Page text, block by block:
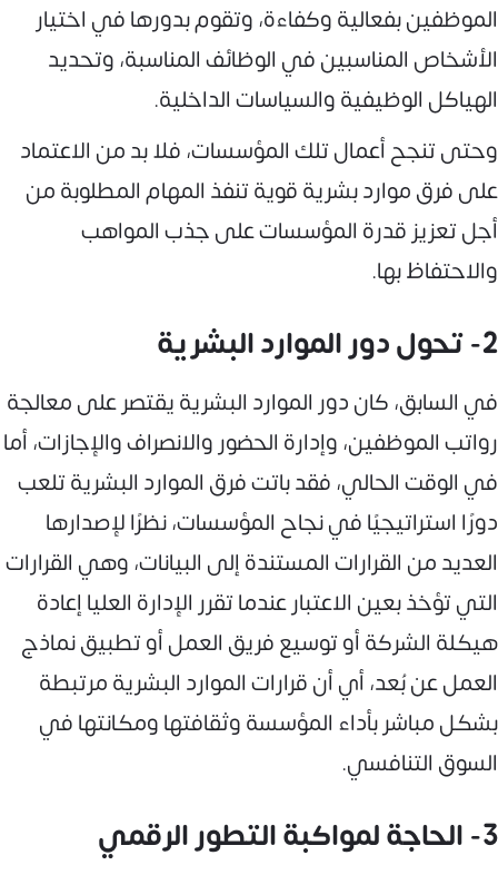
الموظفين بفعالية وكفاءة، وتقوم بدورها في اختيار
الأشخاص المناسبين في الوظائف المناسبة، وتحديد
الهياكل الوظيفية والسياسات الداخلية.
وحتى تنجح أعمال تلك المؤسسات، فلا بد من الاعتماد
على فرق موارد بشرية قوية تنفذ المهام المطلوبة من
أجل تعزيز قدرة المؤسسات على جذب المواهب
والاحتفاظ بها.
2- تحول دور الموارد البشرية
في السابق، كان دور الموارد البشرية يقتصر على معالجة
رواتب الموظفين، وإدارة الحضور والانصراف والإجازات، أما
في الوقت الحالي، فقد باتت فرق الموارد البشرية تلعب
دورًا استراتيجيًا في نجاح المؤسسات، نظرًا لإصدارها
العديد من القرارات المستندة إلى البيانات، وهي القرارات
التي تؤخذ بعين الاعتبار عندما تقرر الإدارة العليا إعادة
هيكلة الشركة أو توسيع فريق العمل أو تطبيق نماذج
العمل عن بُعد، أي أن قرارات الموارد البشرية مرتبطة
بشكل مباشر بأداء المؤسسة وثقافتها ومكانتها في
السوق التنافسي.
3- الحاجة لمواكبة التطور الرقمي